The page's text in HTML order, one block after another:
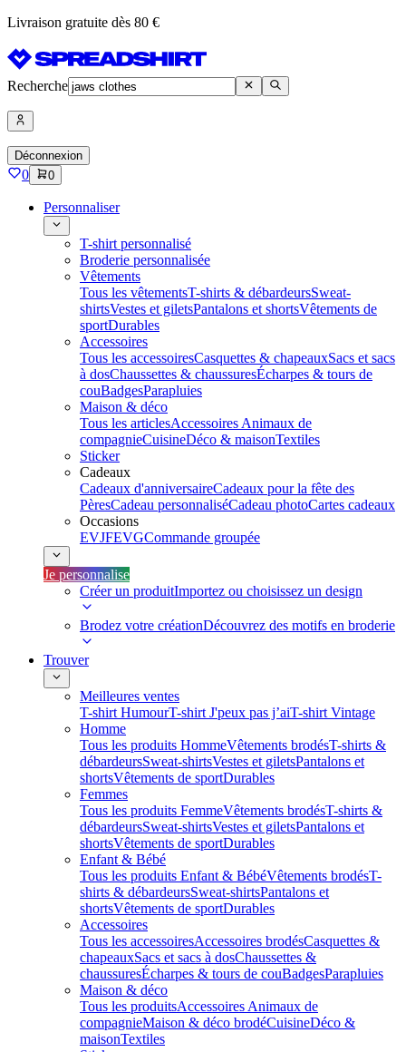
Livraison gratuite dès 80 €
Recherche
Déconnexion
0 0
Personnaliser
T-shirt personnalisé
Broderie personnalisée
Vêtements
Tous les vêtementsT-shirts & débardeursSweat-
shirtsVestes et giletsPantalons et shortsVêtements de
sportDurables
Accessoires
Tous les accessoiresCasquettes & chapeauxSacs et sacs
à dosChaussettes & chaussuresÉcharpes & tours de
couBadgesParapluies
Maison & déco
Tous les articlesAccessoires Animaux de
compagnieCuisineDéco & maisonTextiles
Sticker
Cadeaux
Cadeaux d'anniversaireCadeaux pour la fête des
PèresCadeau personnaliséCadeau photoCartes cadeaux
Occasions
EVJFEVGCommande groupée
Je personnalise
Créer un produitImportez ou choisissez un design
Brodez votre créationDécouvrez des motifs en broderie
Trouver
Meilleures ventes
T-shirt HumourT-shirt J'peux pas j’aiT-shirt Vintage
Homme
Tous les produits HommeVêtements brodésT-shirts &
débardeursSweat-shirtsVestes et giletsPantalons et
shortsVêtements de sportDurables
Femmes
Tous les produits FemmeVêtements brodésT-shirts &
débardeursSweat-shirtsVestes et giletsPantalons et
shortsVêtements de sportDurables
Enfant & Bébé
Tous les produits Enfant & BébéVêtements brodésT-
shirts & débardeursSweat-shirtsPantalons et
shortsVêtements de sportDurables
Accessoires
Tous les accessoiresAccessoires brodésCasquettes &
chapeauxSacs et sacs à dosChaussettes &
chaussuresÉcharpes & tours de couBadgesParapluies
Maison & déco
Tous les produitsAccessoires Animaux de
compagnieMaison & déco brodéCuisineDéco &
maisonTextiles